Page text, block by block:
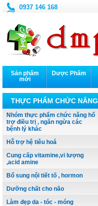
0937 146 168
Sản phẩm
mới
Dược Phẩm
THỰC PHẨM CHỨC NĂNG
Nhóm thực phẩm chức năng hổ
trợ điều trị , ngăn ngừa các
bệnh lý khác
Hỗ trợ hệ tiêu hoá
Cung cấp vitamine,vi lượng
,acid amine
Bổ sung nội tiết tố , hormon
Dưỡng chất cho não
Làm đẹp da - tóc - móng